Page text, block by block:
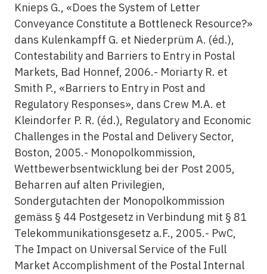
Knieps G., «Does the System of Letter
Conveyance Constitute a Bottleneck Resource?»
dans Kulenkampff G. et Niederprüm A. (éd.),
Contestability and Barriers to Entry in Postal
Markets, Bad Honnef, 2006.- Moriarty R. et
Smith P., «Barriers to Entry in Post and
Regulatory Responses», dans Crew M.A. et
Kleindorfer P. R. (éd.), Regulatory and Economic
Challenges in the Postal and Delivery Sector,
Boston, 2005.- Monopolkommission,
Wettbewerbsentwicklung bei der Post 2005,
Beharren auf alten Privilegien,
Sondergutachten der Monopolkommission
gemäss § 44 Postgesetz in Verbindung mit § 81
Telekommunikationsgesetz a.F., 2005.- PwC,
The Impact on Universal Service of the Full
Market Accomplishment of the Postal Internal